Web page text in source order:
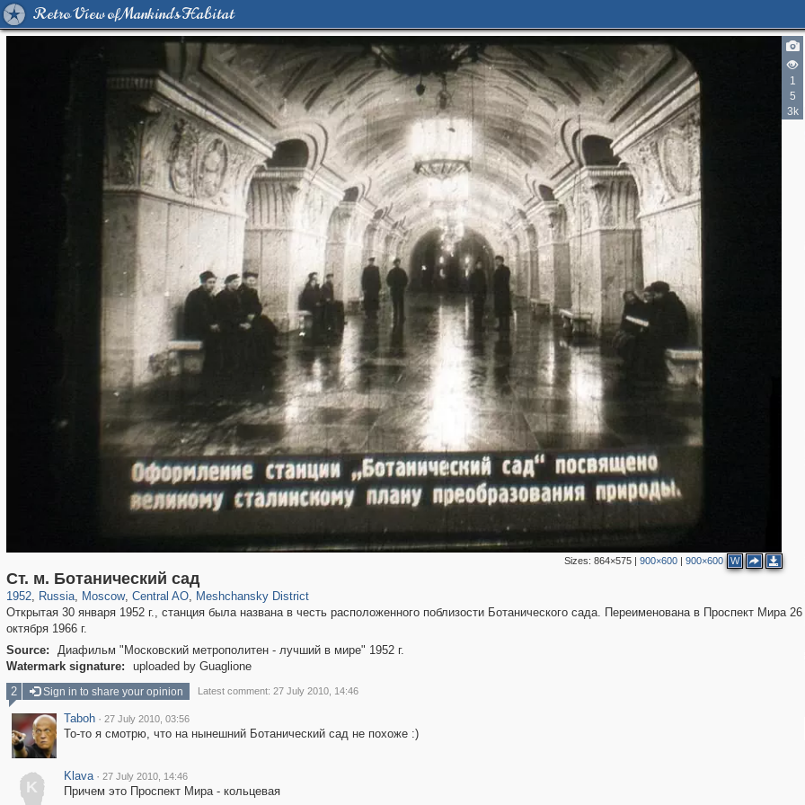
Retro View of Mankind's Habitat
1
5
3k
Sizes: 864×575| 900×600| 900×600 W
Ст. м. Ботанический сад
1952, Russia
1,406,258 29,243
, Moscow
319,780 8,286
, Central AO
159,978 5,916
, Meshchansky District
10,185
Открытая 30 января 1952 г., станция была названа в честь расположенного поблизости Ботанического сада. Переименована в Проспект Мира 26
октября 1966 г.
Source:
Диафильм "Московский метрополитен - лучший в мире" 1952 г.
Watermark signature:
uploaded by Guaglione
2 Sign in to share your opinion Latest comment: 27 July 2010, 14:46
Taboh · 27 July 2010, 03:56
То-то я смотрю, что на нынешний Ботанический сад не похоже :)
K
Klava · 27 July 2010, 14:46
Причем это Проспект Мира - кольцевая